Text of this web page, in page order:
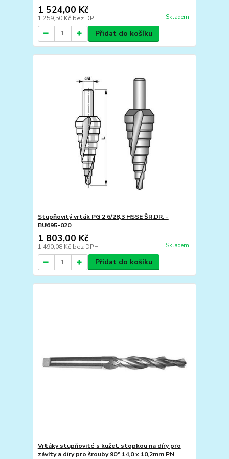
1 524,00 Kč
1 259,50 Kč bez DPH Skladem
Přidat do košíku
Stupňovitý vrták PG 2 6/28,3 HSSE ŠR.DR. -
BU695-020
1 803,00 Kč
1 490,08 Kč bez DPH Skladem
Přidat do košíku
Vrtáky stupňovité s kužel. stopkou na díry pro
závity a díry pro šrouby 90° 14,0 x 10,2mm PN